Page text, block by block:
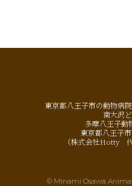
東京都八王子市の動物病
南大沢
多摩八王子動
東京都八王子
（株式会社Hotty
© Minami Osawa